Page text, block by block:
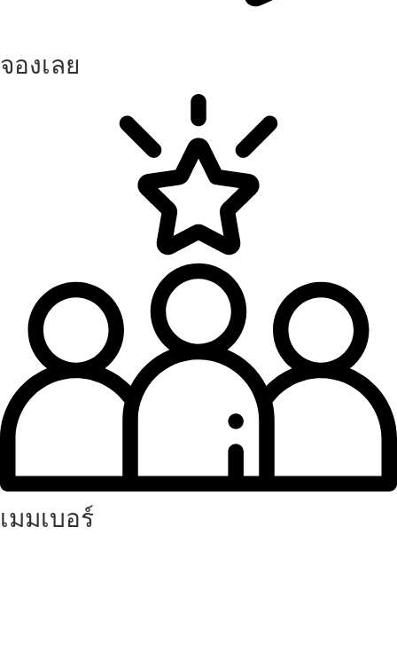
จองเลย
เมมเบอร์